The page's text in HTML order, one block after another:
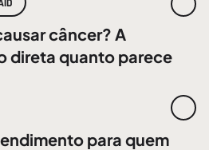
câncer? A
direta quanto parece
para quem